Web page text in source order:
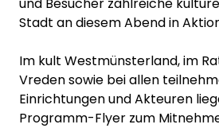
und Besucher zahlreiche
Stadt an diesem Abend in
Im kult Westmünsterland, im
Vreden sowie bei allen
Einrichtungen und Akteuren
Programm-Flyer zum